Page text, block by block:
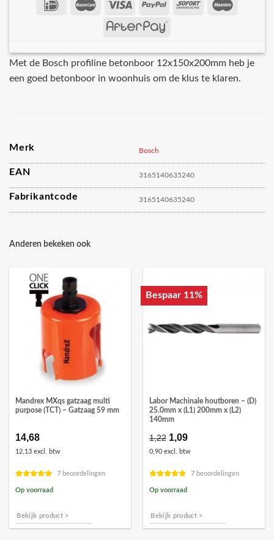
Met de Bosch profiline betonboor 12x150x200mm heb je
een goed betonboor in woonhuis om de klus te klaren.
Merk Bosch
EAN 3165140635240
Fabrikantcode 3165140635240
Anderen bekeken ook
Mandrex MXqs gatzaag multi
purpose (TCT) – Gatzaag 59 mm
14,68
12,13 excl. btw
7 beoordelingen
Op voorraad
Bekijk product >
Bespaar 11%
Labor Machinale houtboren – (D)
25.0mm x (L1) 200mm x (L2)
140mm
1,22 Oorspronkelijke
prijs
was:
1,09Huidige
is:
0,90 excl. btw
7 beoordelingen
Op voorraad
Bekijk product >